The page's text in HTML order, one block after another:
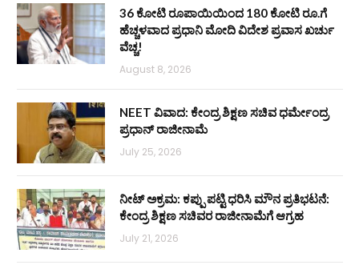
36 ಕೋಟಿ ರೂಪಾಯಿಯಿಂದ 180 ಕೋಟಿ ರೂ.ಗೆ
ಹೆಚ್ಚಳವಾದ ಪ್ರಧಾನಿ ಮೋದಿ ವಿದೇಶ ಪ್ರವಾಸ ಖರ್ಚು
ವೆಚ್ಚ!
August 8, 2026
NEET ವಿವಾದ: ಕೇಂದ್ರ ಶಿಕ್ಷಣ ಸಚಿವ ಧರ್ಮೇಂದ್ರ
ಪ್ರಧಾನ್ ರಾಜೀನಾಮೆ
July 25, 2026
ನೀಟ್ ಅಕ್ರಮ: ಕಪ್ಪು ಪಟ್ಟಿ ಧರಿಸಿ ಮೌನ ಪ್ರತಿಭಟನೆ:
ಕೇಂದ್ರ ಶಿಕ್ಷಣ ಸಚಿವರ ರಾಜೀನಾಮೆಗೆ ಆಗ್ರಹ
July 21, 2026